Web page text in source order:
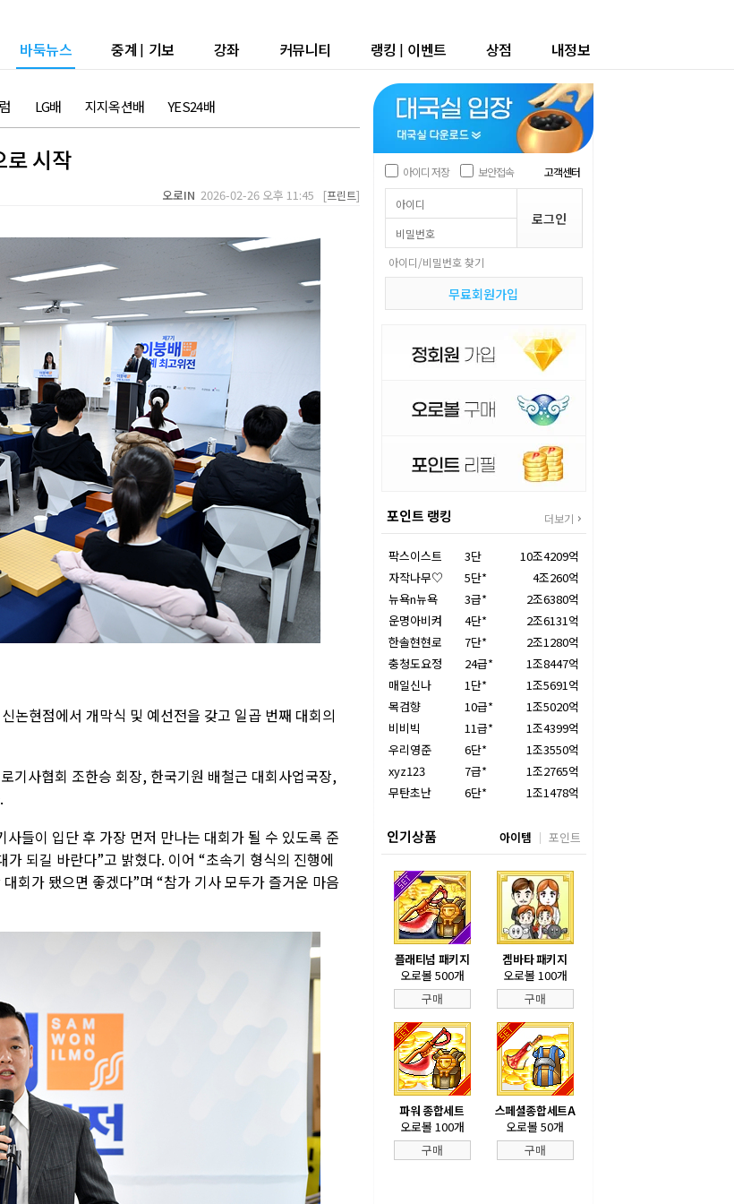
바둑뉴스 중계 | 기보 강좌 커뮤니티 랭킹 | 이벤트 상점 내정보
LG배 지지옥션배 YES24배
시작
오로IN 2026-02-26 오후 11:45 [프린트]
논현점에서 개막식 및 예선전을 갖고 일곱 번째 대회의
기사협회 조한승 회장, 한국기원 배철근 대회사업국장,
들이 입단 후 가장 먼저 만나는 대회가 될 수 있도록 준
되길 바란다”고 밝혔다. 이어 “초속기 형식의 진행에
회가 됐으면 좋겠다”며 “참가 기사 모두가 즐거운 마음
아이디 저장 보안접속 고객센터
아이디/비밀번호 찾기
무료회원가입
포인트 랭킹 더보기
팍스이스트 3단
10조4209억
자작나무♡
5단*
4조260억
뉴욕n뉴욕
3급*
2조6380억
운명아비켜
4단*
2조6131억
한솔현현로
7단*
2조1280억
충청도요정
24급*
1조8447억
매일신나
1단*
1조5691억
목검향
10급*
1조5020억
비비빅
11급*
1조4399억
우리영준
6단*
1조3550억
xyz123
7급*
1조2765억
무탄초난
6단* 1조1478억
인기상품 아이템 포인트
플래티넘 패키지
오로볼 500개
구매
겜바타 패키지
오로볼 100개
구매
파워 종합세트
오로볼 100개
구매
스페셜종합세트A
오로볼 50개
구매